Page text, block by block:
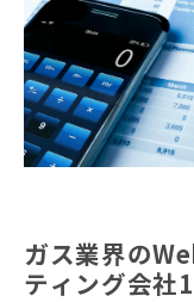
ガス業界の
ティング会社